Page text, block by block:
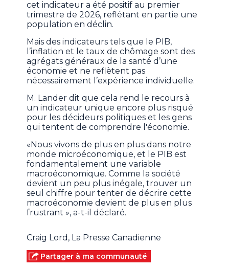
cet indicateur a été positif au premier
trimestre de 2026, reflétant en partie une
population en déclin.
Mais des indicateurs tels que le PIB,
l’inflation et le taux de chômage sont des
agrégats généraux de la santé d’une
économie et ne reflètent pas
nécessairement l’expérience individuelle.
M. Lander dit que cela rend le recours à
un indicateur unique encore plus risqué
pour les décideurs politiques et les gens
qui tentent de comprendre l'économie.
«Nous vivons de plus en plus dans notre
monde microéconomique, et le PIB est
fondamentalement une variable
macroéconomique. Comme la société
devient un peu plus inégale, trouver un
seul chiffre pour tenter de décrire cette
macroéconomie devient de plus en plus
frustrant », a-t-il déclaré.
Craig Lord, La Presse Canadienne
Partager à ma communauté